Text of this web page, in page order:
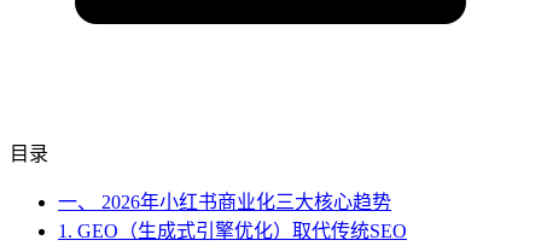
目录
一、 2026年小红书商业化三大核心趋势
1. GEO（生成式引擎优化）取代传统SEO